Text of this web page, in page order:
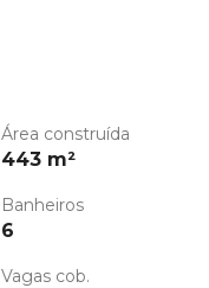
Área construída
443 m²
Banheiros
6
Vagas cob.